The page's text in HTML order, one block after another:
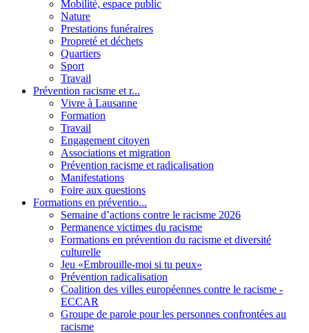
Mobilité, espace public
Nature
Prestations funéraires
Propreté et déchets
Quartiers
Sport
Travail
Prévention racisme et r...
Vivre à Lausanne
Formation
Travail
Engagement citoyen
Associations et migration
Prévention racisme et radicalisation
Manifestations
Foire aux questions
Formations en préventio...
Semaine d’actions contre le racisme 2026
Permanence victimes du racisme
Formations en prévention du racisme et diversité
culturelle
Jeu «Embrouille-moi si tu peux»
Prévention radicalisation
Coalition des villes européennes contre le racisme -
ECCAR
Groupe de parole pour les personnes confrontées au
racisme